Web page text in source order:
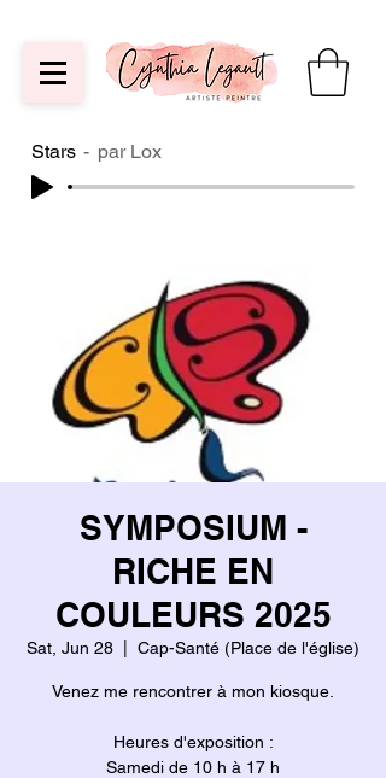
Stars par Lox
SYMPOSIUM -
RICHE EN
COULEURS 2025
Sat, Jun 28 Cap-Santé (Place de l'église)
Venez me rencontrer à mon kiosque.
Heures d'exposition :
Samedi de 10 h à 17 h